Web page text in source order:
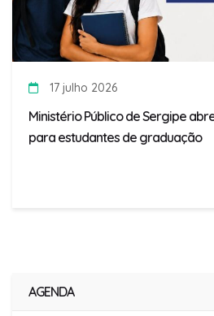
17 julho 2026
Ministério Público de Sergipe
para estudantes de graduação
AGENDA